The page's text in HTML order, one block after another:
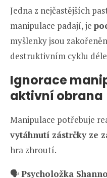
Jedna z nejčastějších
manipulace padají, je
myšlenky jsou
destruktivním cyklu
Ignorace
aktivní obrana
Manipulace potřebuje
vytáhnutí zástrčky ze
hra zhroutí.
🗣️Psycholožka